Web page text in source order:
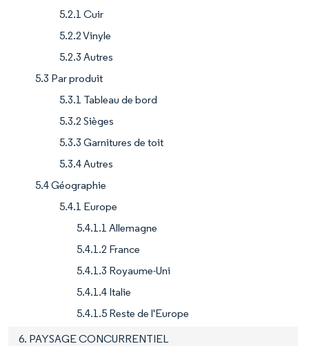
5.2.1 Cuir
5.2.2 Vinyle
5.2.3 Autres
5.3 Par produit
5.3.1 Tableau de bord
5.3.2 Sièges
5.3.3 Garnitures de toit
5.3.4 Autres
5.4 Géographie
5.4.1 Europe
5.4.1.1 Allemagne
5.4.1.2 France
5.4.1.3 Royaume-Uni
5.4.1.4 Italie
5.4.1.5 Reste de l'Europe
6. PAYSAGE CONCURRENTIEL